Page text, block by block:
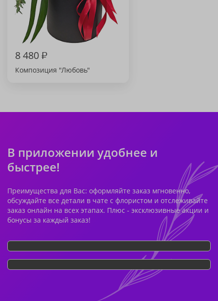
8 480₽
Композиция "Любовь"
В приложении удобнее и
быстрее!
Преимущества для Вас: оформляйте заказ мгновенно,
обсуждайте все детали в чате с флористом и отслеживайте
заказ онлайн на всех этапах. Плюс - эксклюзивные акции и
бонусы за каждый заказ!